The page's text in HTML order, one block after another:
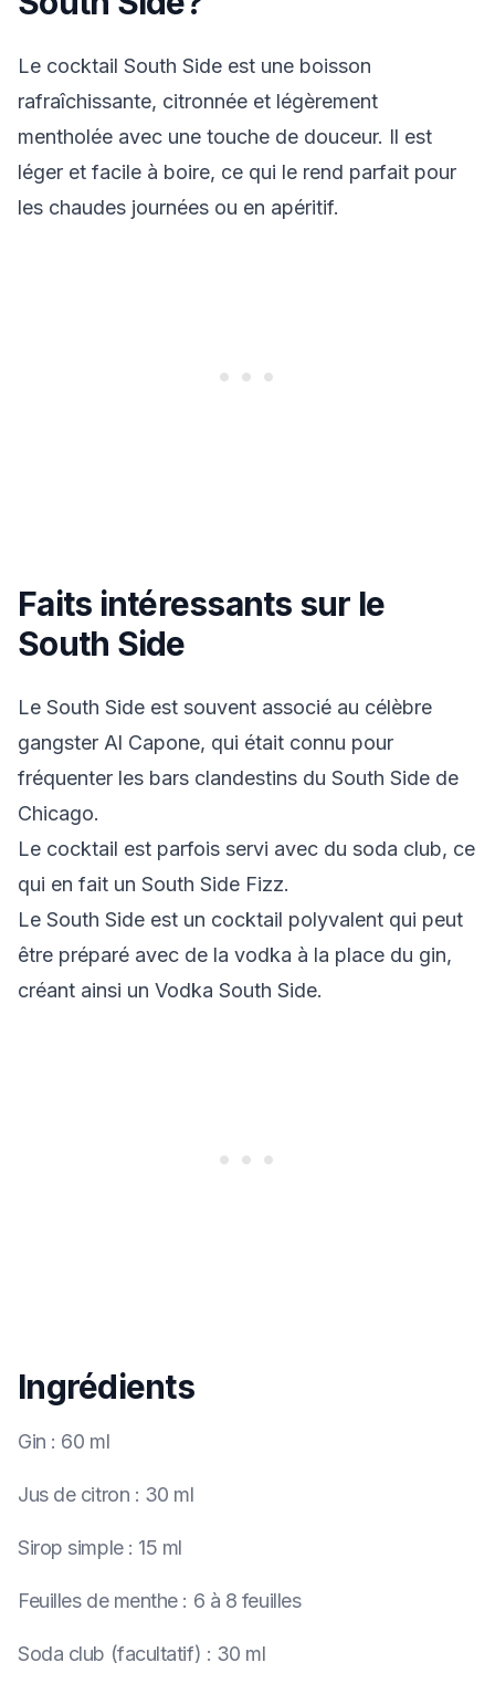
Le cocktail South Side est une boisson
rafraîchissante, citronnée et légèrement
mentholée avec une touche de douceur. Il est
léger et facile à boire, ce qui le rend parfait pour
les chaudes journées ou en apéritif.
Faits intéressants sur le
South Side
Le South Side est souvent associé au célèbre
gangster Al Capone, qui était connu pour
fréquenter les bars clandestins du South Side de
Chicago.
Le cocktail est parfois servi avec du soda club, ce
qui en fait un South Side Fizz.
Le South Side est un cocktail polyvalent qui peut
être préparé avec de la vodka à la place du gin,
créant ainsi un Vodka South Side.
Ingrédients
Gin : 60 ml
Jus de citron : 30 ml
Sirop simple : 15 ml
Feuilles de menthe : 6 à 8 feuilles
Soda club (facultatif) : 30 ml